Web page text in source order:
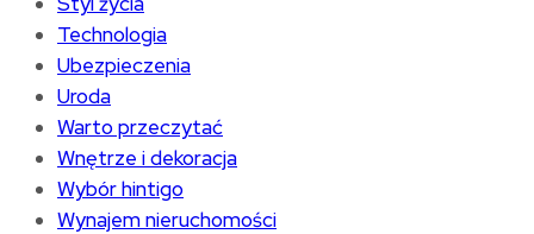
Technologia
Ubezpieczenia
Uroda
Warto przeczytać
Wnętrze i dekoracja
Wybór hintigo
Wynajem nieruchomości